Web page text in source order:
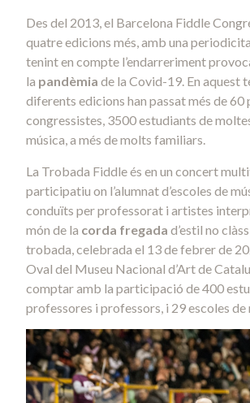
Des del 2013, el Barcelona Fiddle
quatre edicions més, amb una
tenint en compte l’endarreriment
la pandèmia de la Covid-19. En aquest
diferents edicions han passat més de
congressistes, 3500 estudiants de
música, a més de molts familiars.
La Trobada Fiddle és en un concert
participatiu on l’alumnat d’escoles de
conduïts per professorat i artistes
món de la corda fregada d’estil no
trobada, celebrada el 13 de febrer de
Oval del Museu Nacional d’Art de
comptar amb la participació de 400
professores i professors, i 29 escoles de